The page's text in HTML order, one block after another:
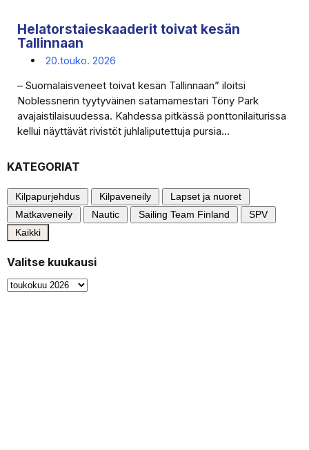
Helatorstaieskaaderit toivat kesän
Tallinnaan
20.touko. 2026
– Suomalaisveneet toivat kesän Tallinnaan” iloitsi
Noblessnerin tyytyväinen satamamestari Töny Park
avajaistilaisuudessa. Kahdessa pitkässä ponttonilaiturissa
kellui näyttävät rivistöt juhlaliputettuja pursia...
KATEGORIAT
Kilpapurjehdus Kilpaveneily
Lapset ja nuoret
Matkaveneily
Nautic Sailing Team Finland
SPV
Kaikki
Valitse kuukausi